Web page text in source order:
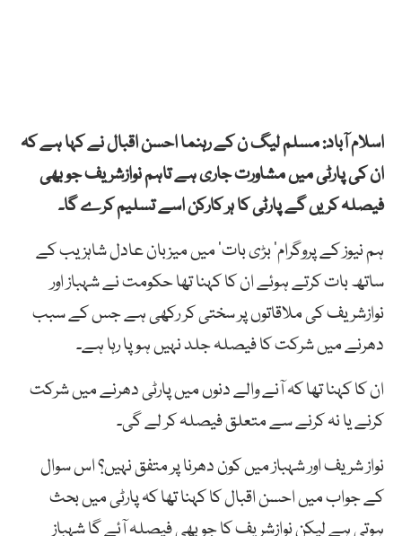
اسلام آباد: مسلم لیگ ن کے رہنما احسن اقبال نے کہا ہے کہ
ان کی پارٹی میں مشاورت جاری ہے تاہم نوازشریف جو بھی
فیصلہ کریں گے پارٹی کا ہر کارکن اسے تسلیم کرے گا۔
ہم نیوز کے پروگرام’ بڑی بات’ میں میزبان عادل شاہزیب کے
ساتھ بات کرتے ہوئے ان کا کہنا تھا حکومت نے شہباز اور
نوازشریف کی ملاقاتوں پر سختی کر رکھی ہے جس کے سبب
دھرنے میں شرکت کا فیصلہ جلد نہیں ہو پا رہا ہے۔
ان کا کہنا تھا کہ آنے والے دنوں میں پارٹی دھرنے میں شرکت
کرنے یا نہ کرنے سے متعلق فیصلہ کر لے گی۔
نواز شریف اور شہباز میں کون دھرنا پر متفق نہیں؟ اس سوال
کے جواب میں احسن اقبال کا کہنا تھا کہ پارٹی میں بحث
ہوتی ہے لیکن نوازشریف کا جو بھی فیصلہ آئے گا شہباز